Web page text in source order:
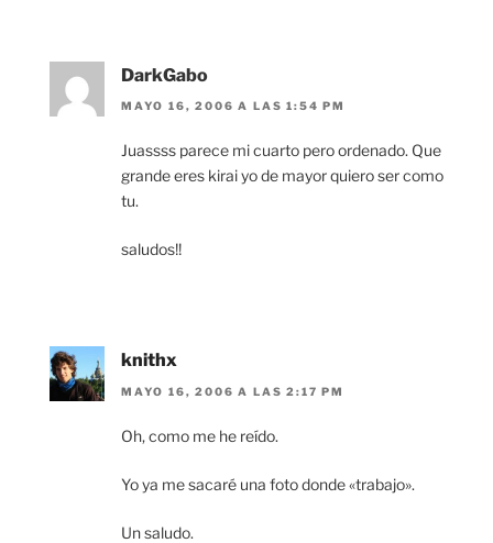
DarkGabo
MAYO 16, 2006 A LAS 1:54 PM
Juassss parece mi cuarto pero ordenado. Que
grande eres kirai yo de mayor quiero ser como
tu.
saludos!!
knithx
MAYO 16, 2006 A LAS 2:17 PM
Oh, como me he reído.
Yo ya me sacaré una foto donde «trabajo».
Un saludo.